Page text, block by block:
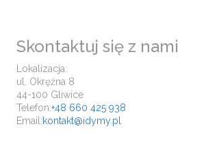
Skontaktuj się z nami
Lokalizacja:
ul. Okrężna 8
44-100 Gliwice
Telefon:+48 660 425 938
Email:kontakt@idymy.pl